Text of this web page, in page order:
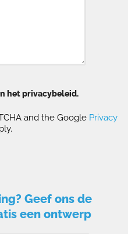
het privacybeleid.
and the Google Privacy
Geef ons de
een ontwerp